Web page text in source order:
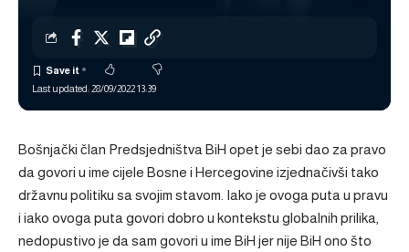
Last updated: 28/09/2022 13:39
Bošnjački član Predsjedništva BiH opet je sebi dao za pravo
da govori u ime cijele Bosne i Hercegovine izjednačivši tako
državnu politiku sa svojim stavom. Iako je ovoga puta u pravu
i iako ovoga puta govori dobro u kontekstu globalnih prilika,
nedopustivo je da sam govori u ime BiH jer nije BiH ono što